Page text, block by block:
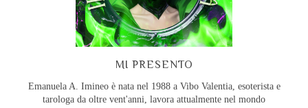
MI PRESENTO
Emanuela A. Imineo è nata nel 1988 a Vibo Valentia, esoterista e
tarologa da oltre vent'anni, lavora attualmente nel mondo